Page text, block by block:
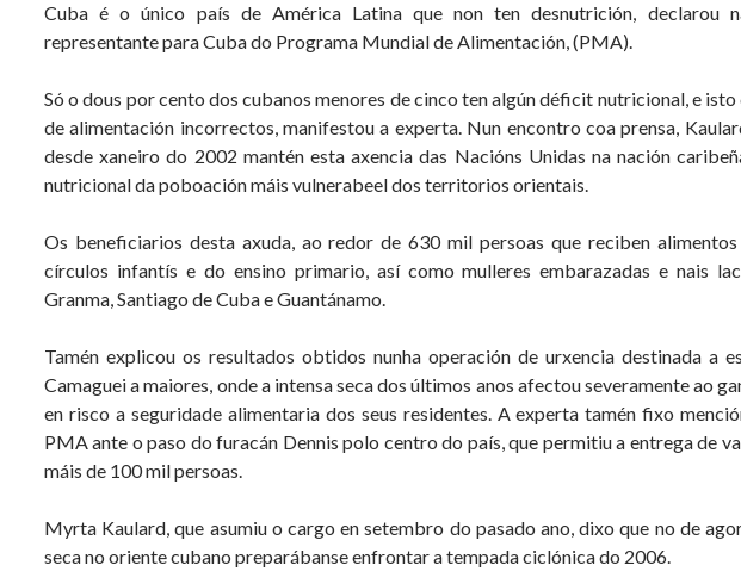
Cuba é o único país de América Latina que non ten desnutrición, declarou
representante para Cuba do Programa Mundial de Alimentación, (PMA).
Só o dous por cento dos cubanos menores de cinco ten algún déficit nutricional, e
de alimentación incorrectos, manifestou a experta. Nun encontro coa prensa,
desde xaneiro do 2002 mantén esta axencia das Nacións Unidas na nación
nutricional da poboación máis vulnerabeel dos territorios orientais.
Os beneficiarios desta axuda, ao redor de 630 mil persoas que reciben
círculos infantís e do ensino primario, así como mulleres embarazadas e nais
Granma, Santiago de Cuba e Guantánamo.
Tamén explicou os resultados obtidos nunha operación de urxencia destinada a
Camaguei a maiores, onde a intensa seca dos últimos anos afectou severamente ao
en risco a seguridade alimentaria dos seus residentes. A experta tamén fixo
PMA ante o paso do furacán Dennis polo centro do país, que permitiu a entrega de
máis de 100 mil persoas.
Myrta Kaulard, que asumiu o cargo en setembro do pasado ano, dixo que no de
seca no oriente cubano preparábanse enfrontar a tempada ciclónica do 2006.